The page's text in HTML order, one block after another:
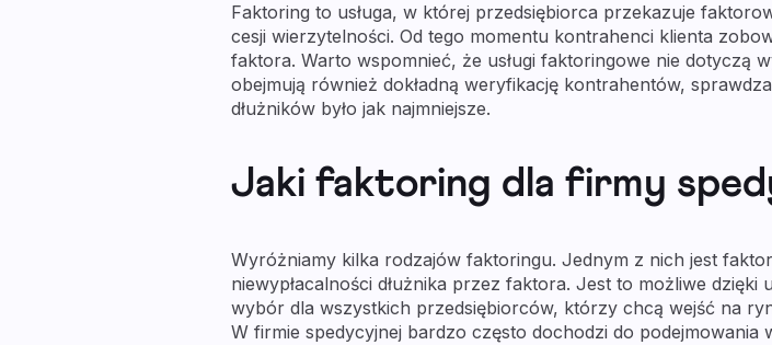
Faktoring to usługa, w której przedsiębiorca przekazuje
cesji wierzytelności. Od tego momentu kontrahenci klienta
faktora. Warto wspomnieć, że usługi faktoringowe nie dotyczą
obejmują również dokładną weryfikację kontrahentów,
dłużników było jak najmniejsze.
Jaki faktoring dla firmy
Wyróżniamy kilka rodzajów faktoringu. Jednym z nich jest
niewypłacalności dłużnika przez faktora. Jest to możliwe
wybór dla wszystkich przedsiębiorców, którzy chcą wejść na
W firmie spedycyjnej bardzo często dochodzi do